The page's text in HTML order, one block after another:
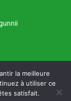
la meilleure
à utiliser ce
satisfait.